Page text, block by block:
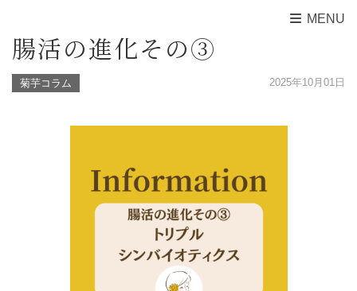
MENU
腸活の進化その③
菊芋コラム 2025年10月01日